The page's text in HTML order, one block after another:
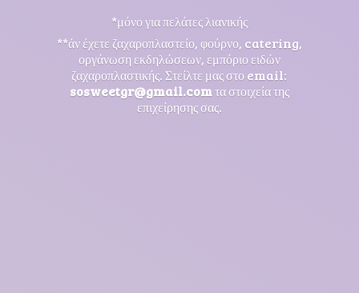
*μόνο για πελάτες λιανικής
**άν έχετε ζαχαροπλαστείο, φούρνο, catering,
οργάνωση εκδηλώσεων, εμπόριο ειδών
ζαχαροπλαστικής. Στείλτε μας στο email:
sosweetgr@gmail.comτα στοιχεία της
επιχείρησης σας.